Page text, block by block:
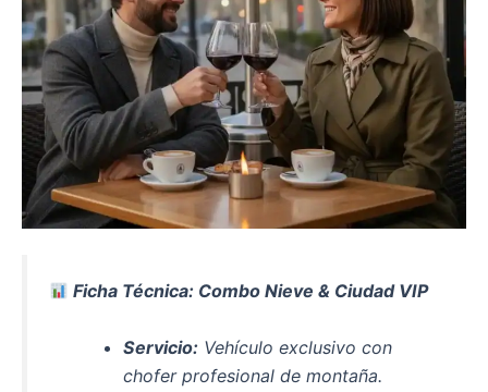
Ficha Técnica: Combo Nieve & Ciudad VIP
Servicio: Vehículo exclusivo con
chofer profesional de montaña.